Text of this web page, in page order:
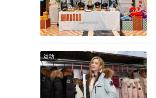
运动